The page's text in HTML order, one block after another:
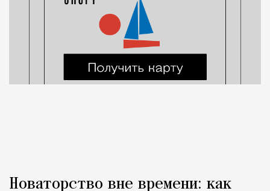
Новаторство вне времени: как